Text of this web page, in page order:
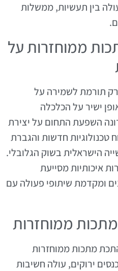
בין תעשיות, ממשלות
ממוחזרות על
תורמת לשמירה על
ישיר על הכלכלה
השפעת התחום על יצירת
טכנולוגיות חדשות והגברת
הישראלית בשוק הגלובלי.
איכותיות מסייעת
ומקדמת שיתופי פעולה עם
ממוחזרות
מתכות ממוחזרות
ירוקים, עולה חשיבות